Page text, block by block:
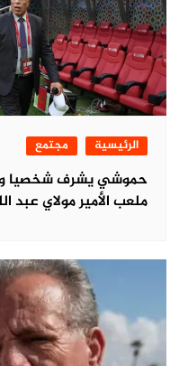
الرئيسية مجتمع
حموشي يشرف شخصيا
ملعب الأمير مولاي عبد